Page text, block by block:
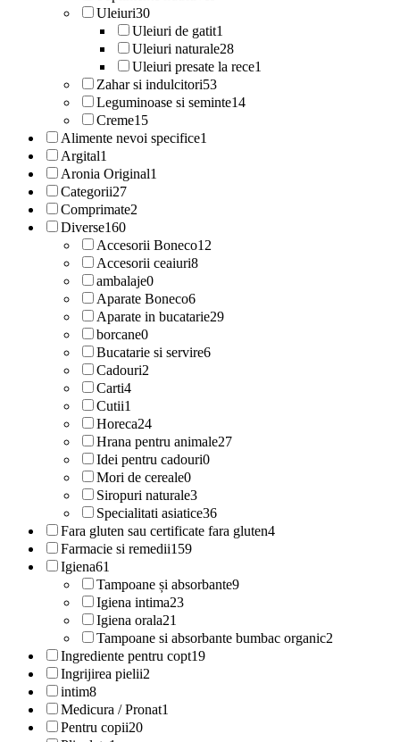
Uleiuri30
Uleiuri de gatit1
Uleiuri naturale28
Uleiuri presate la rece1
Zahar si indulcitori53
Leguminoase si seminte14
Creme15
Alimente nevoi specifice1
Argital1
Aronia Original1
Categorii27
Comprimate2
Diverse160
Accesorii Boneco12
Accesorii ceaiuri8
ambalaje0
Aparate Boneco6
Aparate in bucatarie29
borcane0
Bucatarie si servire6
Cadouri2
Carti4
Cutii1
Horeca24
Hrana pentru animale27
Idei pentru cadouri0
Mori de cereale0
Siropuri naturale3
Specialitati asiatice36
Fara gluten sau certificate fara gluten4
Farmacie si remedii159
Igiena61
Tampoane și absorbante9
Igiena intima23
Igiena orala21
Tampoane si absorbante bumbac organic2
Ingrediente pentru copt19
Ingrijirea pielii2
intim8
Medicura / Pronat1
Pentru copii20